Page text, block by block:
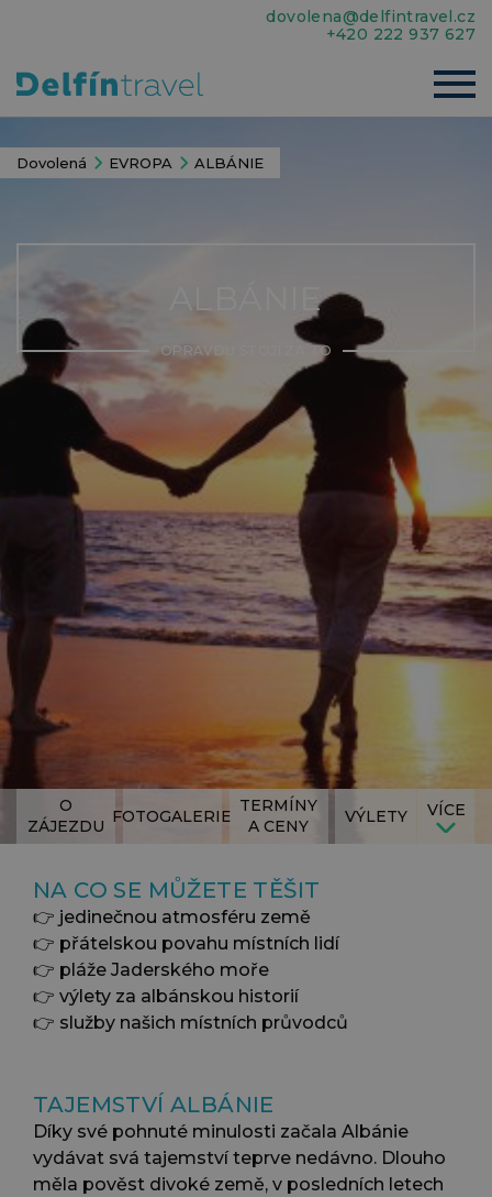
dovolena@delfintravel.cz
+420 222 937 627
Dovolená EVROPA ALBÁNIE
ALBÁNIE
OPRAVDU STOJÍ ZA TO
O
ZÁJEZDU
FOTOGALERIE
TERMÍNY
A CENY
VÝLETY VÍCE
NA CO SE MŮŽETE TĚŠIT
👉 jedinečnou atmosféru země
👉 přátelskou povahu místních lidí
👉 pláže Jaderského moře
👉 výlety za albánskou historií
👉 služby našich místních průvodců
TAJEMSTVÍ ALBÁNIE
Díky své pohnuté minulosti začala Albánie
vydávat svá tajemství teprve nedávno. Dlouho
měla pověst divoké země, v posledních letech